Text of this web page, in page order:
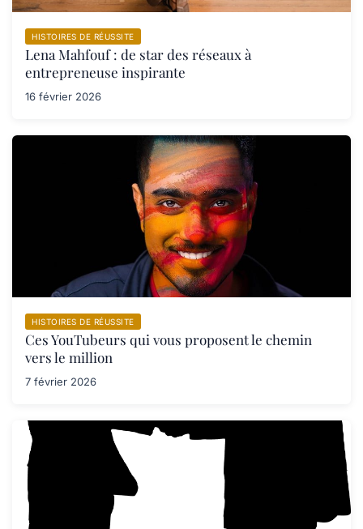
HISTOIRES DE RÉUSSITE
Lena Mahfouf : de star des réseaux à
entrepreneuse inspirante
16 février 2026
HISTOIRES DE RÉUSSITE
Ces YouTubeurs qui vous proposent le chemin
vers le million
7 février 2026